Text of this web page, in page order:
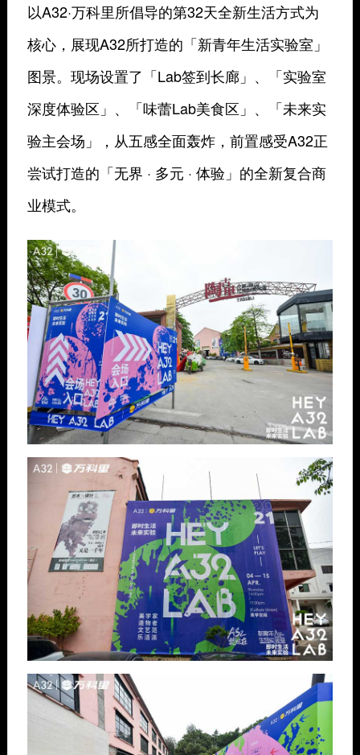
以A32·万科里所倡导的第32天全新生活方式为
核心，展现A32所打造的「新青年生活实验室」
图景。现场设置了「Lab签到长廊」、「实验室
深度体验区」、「味蕾Lab美食区」、「未来实
验主会场」，从五感全面轰炸，前置感受A32正
尝试打造的「无界 · 多元 · 体验」的全新复合商
业模式。